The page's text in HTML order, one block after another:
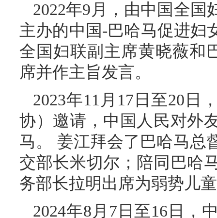
2022年9月，由中国全
主办的中国-巴哈马促进妇
全国妇联副主席黄晓薇和
席并作主旨发言。
2023年11月17日至20日
协）邀请，中国人民对外
马。 姜江拜会了巴哈马总
交部长米切尔；陪同巴哈
务部长拉明出席为弱势儿
2024年8月7日至16日，